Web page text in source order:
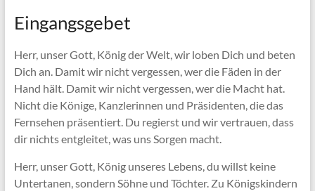
Eingangsgebet
Herr, unser Gott, König der Welt, wir loben Dich und beten
Dich an. Damit wir nicht vergessen, wer die Fäden in der
Hand hält. Damit wir nicht vergessen, wer die Macht hat.
Nicht die Könige, Kanzlerinnen und Präsidenten, die das
Fernsehen präsentiert. Du regierst und wir vertrauen, dass
dir nichts entgleitet, was uns Sorgen macht.
Herr, unser Gott, König unseres Lebens, du willst keine
Untertanen, sondern Söhne und Töchter. Zu Königskindern